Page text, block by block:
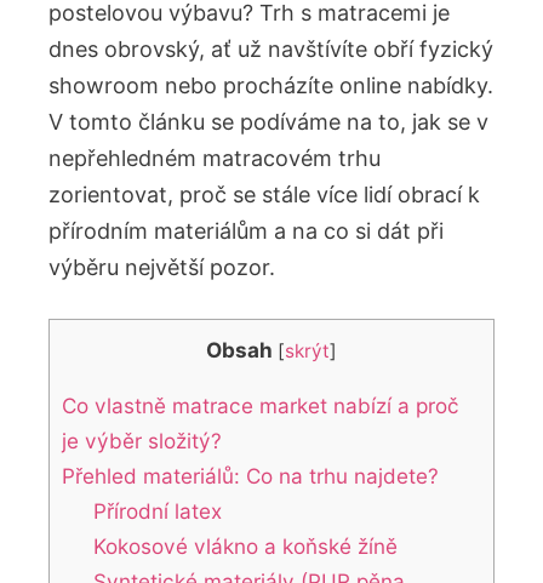
postelovou výbavu? Trh s matracemi je
dnes obrovský, ať už navštívíte obří fyzický
showroom nebo procházíte online nabídky.
V tomto článku se podíváme na to, jak se v
nepřehledném matracovém trhu
zorientovat, proč se stále více lidí obrací k
přírodním materiálům a na co si dát při
výběru největší pozor.
Obsah [skrýt]
Co vlastně matrace market nabízí a proč
je výběr složitý?
Přehled materiálů: Co na trhu najdete?
Přírodní latex
Kokosové vlákno a koňské žíně